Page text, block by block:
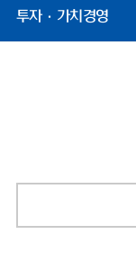
투자·가치경영